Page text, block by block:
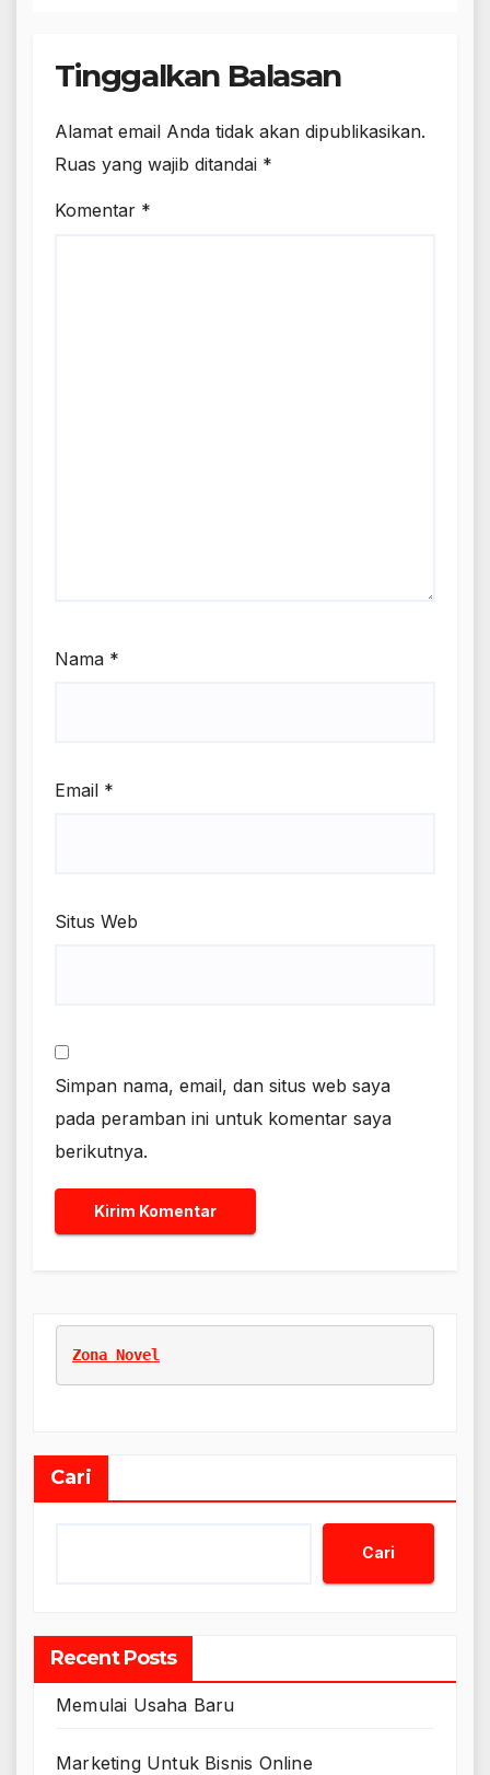
Tinggalkan Balasan
Alamat email Anda tidak akan dipublikasikan.
Ruas yang wajib ditandai *
Komentar *
Nama *
Email *
Situs Web
Simpan nama, email, dan situs web saya
pada peramban ini untuk komentar saya
berikutnya.
Zona Novel
Cari
Cari
Recent Posts
Memulai Usaha Baru
Marketing Untuk Bisnis Online